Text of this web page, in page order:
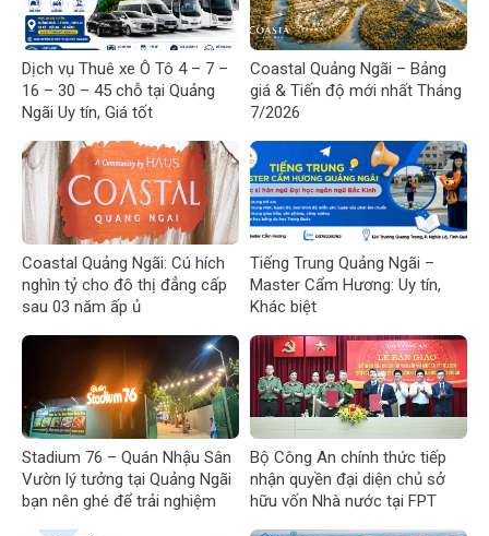
Dịch vụ Thuê xe Ô Tô 4 – 7 –
16 – 30 – 45 chỗ tại Quảng
Ngãi Uy tín, Giá tốt
Coastal Quảng Ngãi – Bảng
giá & Tiến độ mới nhất Tháng
7/2026
Coastal Quảng Ngãi: Cú hích
nghìn tỷ cho đô thị đẳng cấp
sau 03 năm ấp ủ
Tiếng Trung Quảng Ngãi –
Master Cẩm Hương: Uy tín,
Khác biệt
Stadium 76 – Quán Nhậu Sân
Vườn lý tưởng tại Quảng Ngãi
bạn nên ghé để trải nghiệm
Bộ Công An chính thức tiếp
nhận quyền đại diện chủ sở
hữu vốn Nhà nước tại FPT